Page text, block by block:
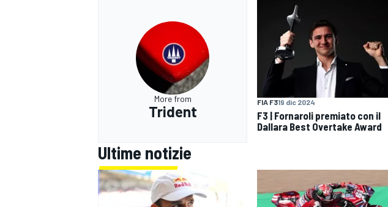
More from
Trident
FIA F319 dic 2024
F3 | Fornaroli premiato con il
Dallara Best Overtake Award
Ultime notizie